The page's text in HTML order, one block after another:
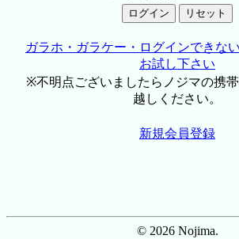
ガラホ・ガラケー・ログインできな
お試し下さい
※不明点ございましたらノジマの携
越しください。
新規会員登録
© 2026 Nojima.